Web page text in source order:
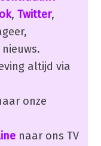
, Twitter,
altijd via
onze
naar ons TV